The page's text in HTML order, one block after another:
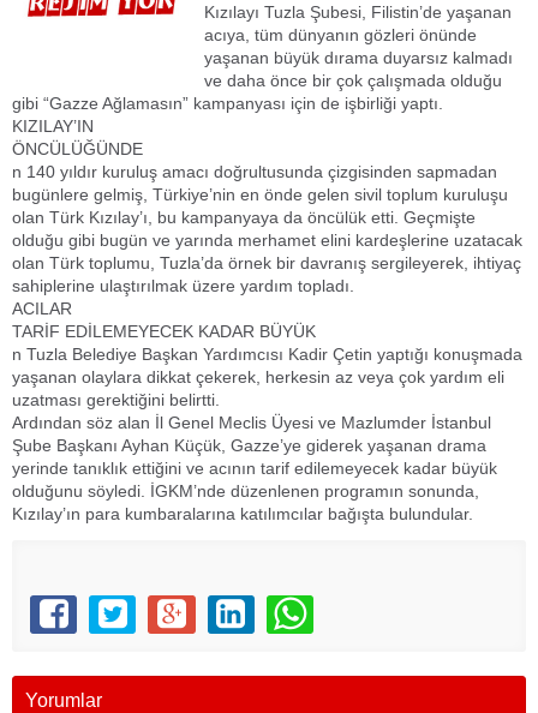
Kızılayı Tuzla Şubesi, Filistin’de yaşanan
acıya, tüm dünyanın gözleri önünde
yaşanan büyük dırama duyarsız kalmadı
ve daha önce bir çok çalışmada olduğu
gibi “Gazze Ağlamasın” kampanyası için de işbirliği yaptı.
KIZILAY’IN
ÖNCÜLÜĞÜNDE
n 140 yıldır kuruluş amacı doğrultusunda çizgisinden sapmadan
bugünlere gelmiş, Türkiye’nin en önde gelen sivil toplum kuruluşu
olan Türk Kızılay’ı, bu kampanyaya da öncülük etti. Geçmişte
olduğu gibi bugün ve yarında merhamet elini kardeşlerine uzatacak
olan Türk toplumu, Tuzla’da örnek bir davranış sergileyerek, ihtiyaç
sahiplerine ulaştırılmak üzere yardım topladı.
ACILAR
TARİF EDİLEMEYECEK KADAR BÜYÜK
n Tuzla Belediye Başkan Yardımcısı Kadir Çetin yaptığı konuşmada
yaşanan olaylara dikkat çekerek, herkesin az veya çok yardım eli
uzatması gerektiğini belirtti.
Ardından söz alan İl Genel Meclis Üyesi ve Mazlumder İstanbul
Şube Başkanı Ayhan Küçük, Gazze’ye giderek yaşanan drama
yerinde tanıklık ettiğini ve acının tarif edilemeyecek kadar büyük
olduğunu söyledi. İGKM’nde düzenlenen programın sonunda,
Kızılay’ın para kumbaralarına katılımcılar bağışta bulundular.
Yorumlar